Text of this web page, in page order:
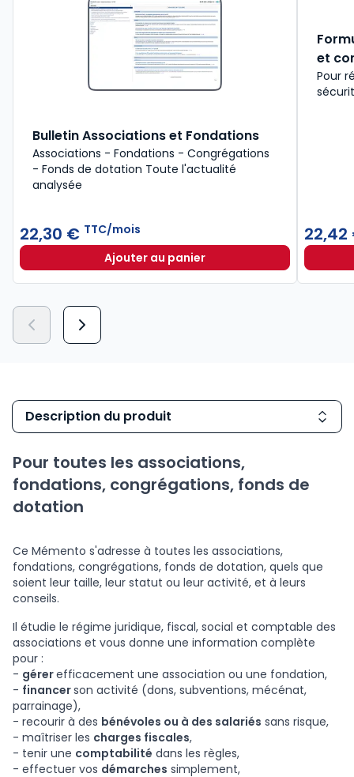
Bulletin Associations et Fondations
Associations - Fondations - Congrégations
- Fonds de dotation Toute l'actualité
analysée
22,30 € TTC/mois
Ajouter au panierBulletin Associations et
et
Pour
Description du produit
Pour toutes les associations,
fondations, congrégations, fonds de
dotation
Ce Mémento s'adresse à toutes les associations,
fondations, congrégations, fonds de dotation, quels que
soient leur taille, leur statut ou leur activité, et à leurs
conseils.
Il étudie le régime juridique, fiscal, social et comptable des
associations et vous donne une information complète
pour :
- gérerefficacement une association ou une fondation,
- financerson activité (dons, subventions, mécénat,
parrainage),
- recourir à des bénévoles ou à des salariés sans risque,
- maîtriser les charges fiscales,
- tenir une comptabilité dans les règles,
- effectuer vos démarches simplement,